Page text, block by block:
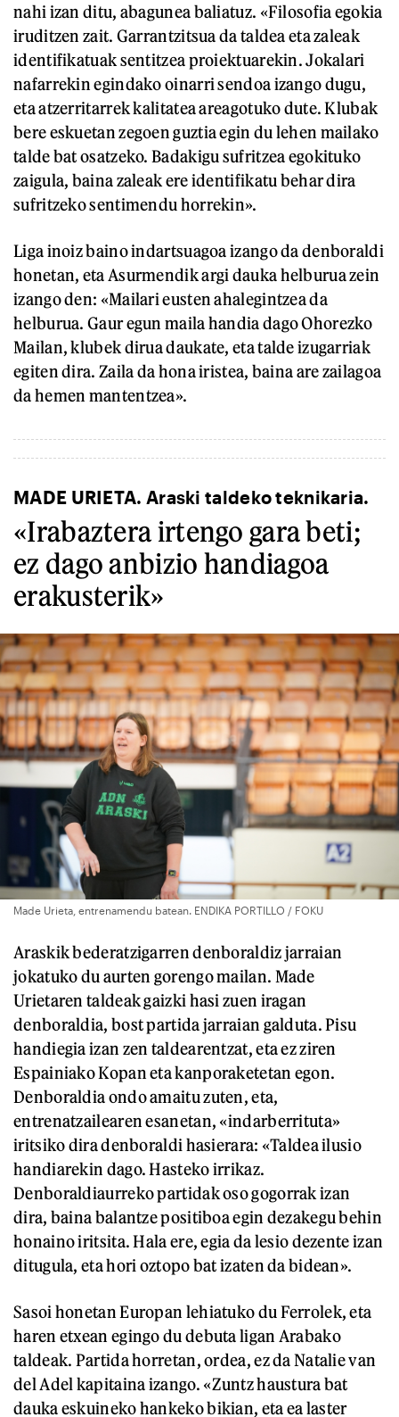
nahi izan ditu, abagunea baliatuz. «Filosofia egokia
iruditzen zait. Garrantzitsua da taldea eta zaleak
identifikatuak sentitzea proiektuarekin. Jokalari
nafarrekin egindako oinarri sendoa izango dugu,
eta atzerritarrek kalitatea areagotuko dute. Klubak
bere eskuetan zegoen guztia egin du lehen mailako
talde bat osatzeko. Badakigu sufritzea egokituko
zaigula, baina zaleak ere identifikatu behar dira
sufritzeko sentimendu horrekin».
Liga inoiz baino indartsuagoa izango da denboraldi
honetan, eta Asurmendik argi dauka helburua zein
izango den: «Mailari eusten ahalegintzea da
helburua. Gaur egun maila handia dago Ohorezko
Mailan, klubek dirua daukate, eta talde izugarriak
egiten dira. Zaila da hona iristea, baina are zailagoa
da hemen mantentzea».
MADE URIETA. Araski taldeko teknikaria.
«Irabaztera irtengo gara beti;
ez dago anbizio handiagoa
erakusterik»
Made Urieta, entrenamendu batean. ENDIKA PORTILLO / FOKU
Araskik bederatzigarren denboraldiz jarraian
jokatuko du aurten gorengo mailan. Made
Urietaren taldeak gaizki hasi zuen iragan
denboraldia, bost partida jarraian galduta. Pisu
handiegia izan zen taldearentzat, eta ez ziren
Espainiako Kopan eta kanporaketetan egon.
Denboraldia ondo amaitu zuten, eta,
entrenatzailearen esanetan, «indarberrituta»
iritsiko dira denboraldi hasierara: «Taldea ilusio
handiarekin dago. Hasteko irrikaz.
Denboraldiaurreko partidak oso gogorrak izan
dira, baina balantze positiboa egin dezakegu behin
honaino iritsita. Hala ere, egia da lesio dezente izan
ditugula, eta hori oztopo bat izaten da bidean».
Sasoi honetan Europan lehiatuko du Ferrolek, eta
haren etxean egingo du debuta ligan Arabako
taldeak. Partida horretan, ordea, ez da Natalie van
del Adel kapitaina izango. «Zuntz haustura bat
dauka eskuineko hankeko bikian, eta ea laster